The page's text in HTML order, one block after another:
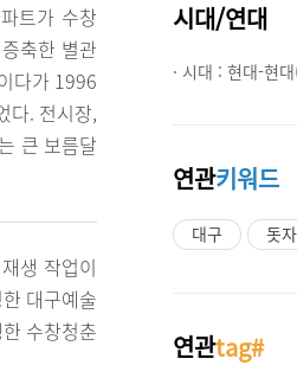
트가 수창
축한 별관
다가 1996
다. 전시장,
큰 보름달
생 작업이
대구예술
수창청춘
시대/연대
· 시대 : 현대-현
연관키워드
대구 돗
연관tag#